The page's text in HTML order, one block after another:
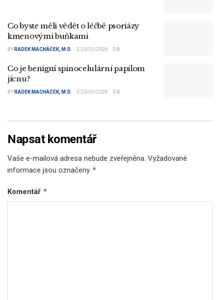
Co byste měli vědět o léčbě psoriázy
kmenovými buňkami
BY RADEK MACHÁČEK, M.D. 20/01/2024 0
Co je benigní spinocelulární papilom
jícnu?
BY RADEK MACHÁČEK, M.D. 20/01/2024 0
Napsat komentář
Vaše e-mailová adresa nebude zveřejněna. Vyžadované
informace jsou označeny *
Komentář *